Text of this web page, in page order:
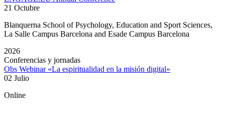
21 Octubre
Blanquerna School of Psychology, Education and Sport Sciences,
La Salle Campus Barcelona and Esade Campus Barcelona
2026
Conferencias y jornadas
Obs Webinar «La espiritualidad en la misión digital»
02 Julio
Online